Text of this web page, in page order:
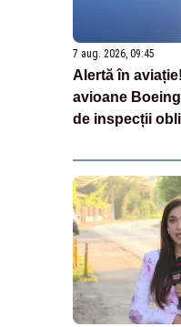
7 aug. 2026, 09:45
Alertă în
avioane
de inspecții
fuselaj